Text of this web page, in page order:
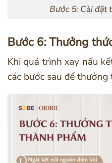
Bước 5: Cài đặt
Bước 6: Thưởng
Khi quá trình xay nấu
các bước sau để